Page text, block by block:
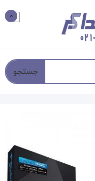
0
جستجو